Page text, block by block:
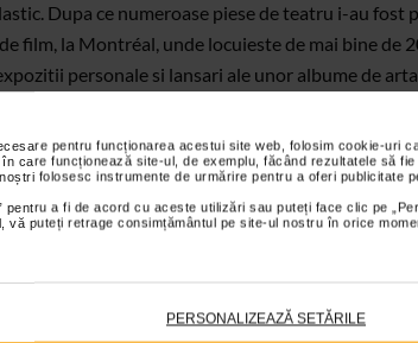
pentru funcționarea acestui site web, folosim cookie-uri
care funcționează site-ul, de exemplu, făcând rezultatele să
folosesc instrumente de urmărire pentru a oferi publicitate
pentru a fi de acord cu aceste utilizări sau puteți face clic pe
vă puteți retrage consimțământul pe site-ul nostru în orice
PERSONALIZEAZĂ SETĂRILE
Dupa ce numeroase piese de teatru i-au fost
film, la Montréal, unde locuieste de mai bine de
personale si lansari ale unor albume de
destul timp pentru cat de mult as avea de spus.
Ardeam de nerabdare sa pictez viata sub toate
intunericul, lumina… Pictez ca sa va incit sa
pentru Arta
Fotografii: